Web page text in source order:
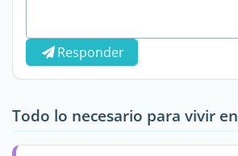
Responder
Todo lo necesario para vivir